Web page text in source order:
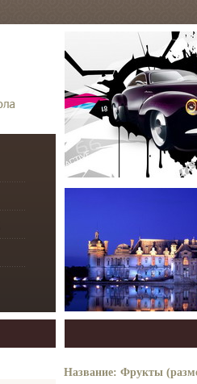
Название: Фрукты